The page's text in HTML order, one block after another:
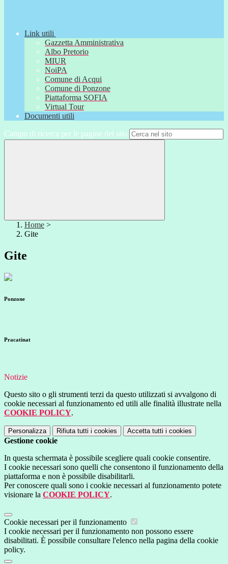
Link utili
Gazzetta Amministrativa
Albo Pretorio
MIUR
NoiPA
Comune di Acqui
Comune di Ponzone
Piattaforma SOFIA
Virtual Tour
Documenti utili
Campo di ricerca per le pagine del sito
Home >
Gite
Gite
Ponzone
Pracatinat
Notizie
Questo sito o gli strumenti terzi da questo utilizzati si avvalgono di
cookie necessari al funzionamento ed utili alle finalità illustrate nella
COOKIE POLICY.
Personalizza Rifiuta tutti i cookies Accetta tutti i cookies
Gestione cookie
In questa schermata è possibile scegliere quali cookie consentire.
I cookie necessari sono quelli che consentono il funzionamento della
piattaforma e non è possibile disabilitarli.
Per conoscere quali sono i cookie necessari al funzionamento potete
visionare la COOKIE POLICY.
Cookie necessari per il funzionamento
I cookie necessari per il funzionamento non possono essere
disabilitati. È possibile consultare l'elenco nella pagina della cookie
policy.